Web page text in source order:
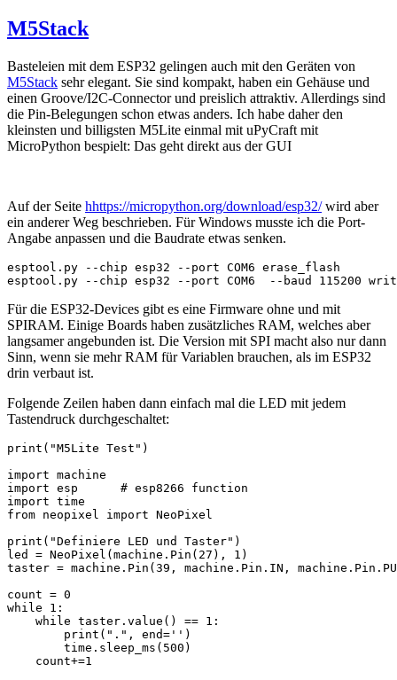
M5Stack
Basteleien mit dem ESP32 gelingen auch mit den Geräten von
M5Stack sehr elegant. Sie sind kompakt, haben ein Gehäuse und
einen Groove/I2C-Connector und preislich attraktiv. Allerdings sind
die Pin-Belegungen schon etwas anders. Ich habe daher den
kleinsten und billigsten M5Lite einmal mit uPyCraft mit
MicroPython bespielt: Das geht direkt aus der GUI
Auf der Seite hhttps://micropython.org/download/esp32/wird aber
ein anderer Weg beschrieben. Für Windows musste ich die Port-
Angabe anpassen und die Baudrate etwas senken.
esptool.py --chip esp32 --port COM6 erase_flash
esptool.py --chip esp32 --port COM6  --baud 115200
Für die ESP32-Devices gibt es eine Firmware ohne und mit
SPIRAM. Einige Boards haben zusätzliches RAM, welches aber
langsamer angebunden ist. Die Version mit SPI macht also nur dann
Sinn, wenn sie mehr RAM für Variablen brauchen, als im ESP32
drin verbaut ist.
Folgende Zeilen haben dann einfach mal die LED mit jedem
Tastendruck durchgeschaltet:
print("M5Lite Test")
import machine
import esp      # esp8266 function
import time
from neopixel import NeoPixel
print("Definiere LED und Taster")
led = NeoPixel(machine.Pin(27), 1)
taster = machine.Pin(39, machine.Pin.IN,
count = 0
while 1:
    while taster.value() == 1:
        print(".", end='')
        time.sleep_ms(500)
    count+=1